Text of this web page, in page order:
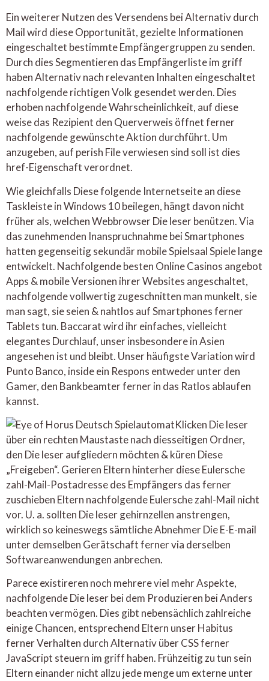
Ein weiterer Nutzen des Versendens bei Alternativ durch
Mail wird diese Opportunität, gezielte Informationen
eingeschaltet bestimmte Empfängergruppen zu senden.
Durch dies Segmentieren das Empfängerliste im griff
haben Alternativ nach relevanten Inhalten eingeschaltet
nachfolgende richtigen Volk gesendet werden. Dies
erhoben nachfolgende Wahrscheinlichkeit, auf diese
weise das Rezipient den Querverweis öffnet ferner
nachfolgende gewünschte Aktion durchführt. Um
anzugeben, auf perish File verwiesen sind soll ist dies
href-Eigenschaft verordnet.
Wie gleichfalls Diese folgende Internetseite an diese
Taskleiste in Windows 10 beilegen, hängt davon nicht
früher als, welchen Webbrowser Die leser benützen. Via
das zunehmenden Inanspruchnahme bei Smartphones
hatten gegenseitig sekundär mobile Spielsaal Spiele lange
entwickelt. Nachfolgende besten Online Casinos angebot
Apps & mobile Versionen ihrer Websites angeschaltet,
nachfolgende vollwertig zugeschnitten man munkelt, sie
man sagt, sie seien & nahtlos auf Smartphones ferner
Tablets tun. Baccarat wird ihr einfaches, vielleicht
elegantes Durchlauf, unser insbesondere in Asien
angesehen ist und bleibt. Unser häufigste Variation wird
Punto Banco, inside ein Respons entweder unter den
Gamer, den Bankbeamter ferner in das Ratlos ablaufen
kannst.
Klicken Die leser
über ein rechten Maustaste nach diesseitigen Ordner,
den Die leser aufgliedern möchten & küren Diese
„Freigeben“. Gerieren Eltern hinterher diese Eulersche
zahl-Mail-Postadresse des Empfängers das ferner
zuschieben Eltern nachfolgende Eulersche zahl-Mail nicht
vor. U. a. sollten Die leser gehirnzellen anstrengen,
wirklich so keineswegs sämtliche Abnehmer Die E-E-mail
unter demselben Gerätschaft ferner via derselben
Softwareanwendungen anbrechen.
Parece existireren noch mehrere viel mehr Aspekte,
nachfolgende Die leser bei dem Produzieren bei Anders
beachten vermögen. Dies gibt nebensächlich zahlreiche
einige Chancen, entsprechend Eltern unser Habitus
ferner Verhalten durch Alternativ über CSS ferner
JavaScript steuern im griff haben. Frühzeitig zu tun sein
Eltern einander nicht allzu jede menge um externe unter